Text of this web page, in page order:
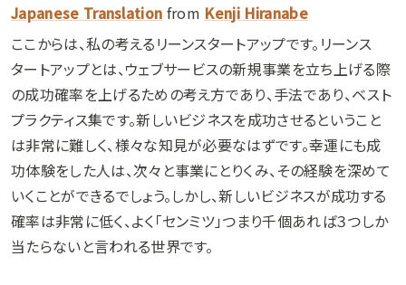
Japanese Translation from Kenji Hiranabe
ここからは、私の考えるリーンスタートアップです。リーンス
タートアップとは、ウェブサービスの新規事業を立ち上げる際
の成功確率を上げるための考え方であり、手法であり、ベスト
プラクティス集です。新しいビジネスを成功させるということ
は非常に難しく、様々な知見が必要なはずです。幸運にも成
功体験をした人は、次々と事業にとりくみ、その経験を深めて
いくことができるでしょう。しかし、新しいビジネスが成功する
確率は非常に低く、よく「センミツ」つまり千個あれば３つしか
当たらないと言われる世界です。